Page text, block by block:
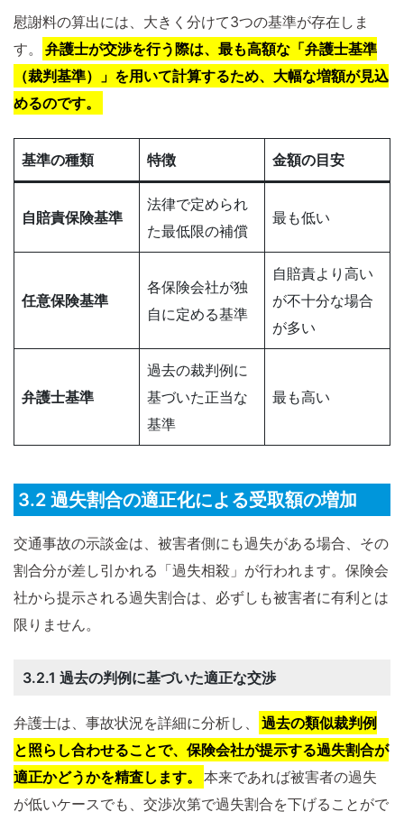
慰謝料の算出には、大きく分けて3つの基準が存在しま
す。
弁護士が交渉を行う際は、最も高額な「弁護士基準
（裁判基準）」を用いて計算するため、大幅な増額が見込
めるのです。
基準の種類 特徴 金額の目安
自賠責保険基準
法律で定められ
た最低限の補償
最も低い
任意保険基準
各保険会社が独
自に定める基準
自賠責より高い
が不十分な場合
が多い
弁護士基準
過去の裁判例に
基づいた正当な
基準
最も高い
3.2 過失割合の適正化による受取額の増加
交通事故の示談金は、被害者側にも過失がある場合、その
割合分が差し引かれる「過失相殺」が行われます。保険会
社から提示される過失割合は、必ずしも被害者に有利とは
限りません。
3.2.1 過去の判例に基づいた適正な交渉
弁護士は、事故状況を詳細に分析し、
過去の類似裁判例
と照らし合わせることで、保険会社が提示する過失割合が
適正かどうかを精査します。
本来であれば被害者の過失
が低いケースでも、交渉次第で過失割合を下げることがで